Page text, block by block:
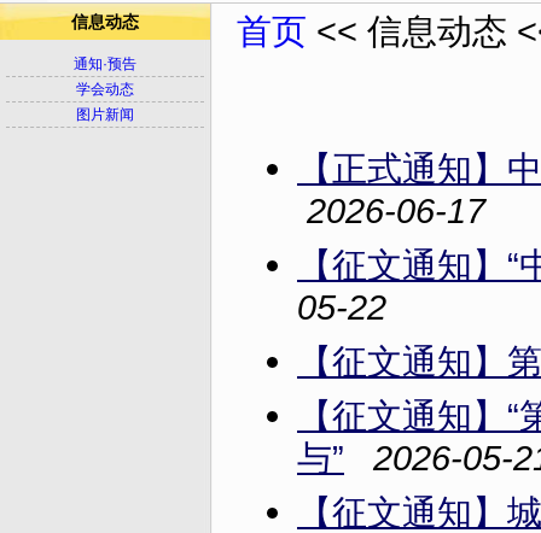
信息动态
通知·预告
学会动态
图片新闻
首页 << 信息动态
【正式通知】
2026-06-17
【征文通知】
05-22
【征文通知】
【征文通知】
与”
2026-05-
【征文通知】